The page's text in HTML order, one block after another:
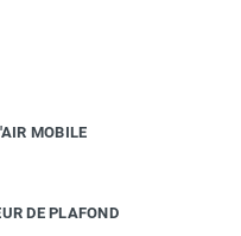
MOBILE
DE PLAFOND